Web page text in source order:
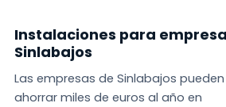
Instalaciones para
Sinlabajos
Las empresas de Sinlabajos pueden
ahorrar miles de euros al año en